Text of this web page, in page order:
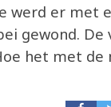
werd er met
gewond. De
het met de